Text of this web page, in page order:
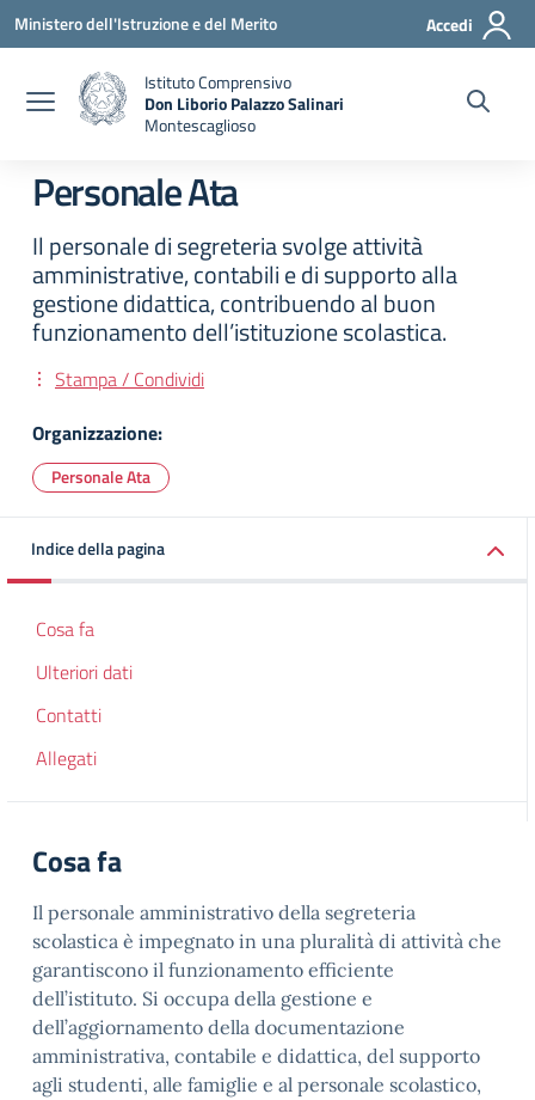
Vai ai contenuti
Vai al menu di navigazione
Vai al footer
Ministero dell'Istruzione e del Merito Accedi
Istituto Comprensivo
Don Liborio Palazzo Salinari
Montescaglioso
Personale Ata
Il personale di segreteria svolge attività
amministrative, contabili e di supporto alla
gestione didattica, contribuendo al buon
funzionamento dell’istituzione scolastica.
Stampa / Condividi
Organizzazione:
Personale Ata
Indice della pagina
Cosa fa
Ulteriori dati
Contatti
Allegati
Cosa fa
Il personale amministrativo della segreteria
scolastica è impegnato in una pluralità di attività che
garantiscono il funzionamento efficiente
dell’istituto. Si occupa della gestione e
dell’aggiornamento della documentazione
amministrativa, contabile e didattica, del supporto
agli studenti, alle famiglie e al personale scolastico,